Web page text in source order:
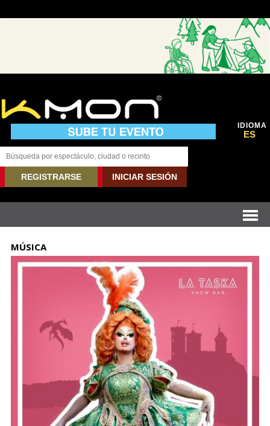
IDIOMA
ES
REGISTRARSE INICIAR SESIÓN
MÚSICA